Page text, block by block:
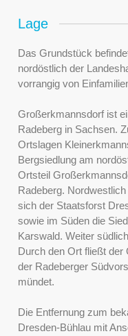
Lage
Das Grundstück
nordöstlich der
vorrangig von
Großerkmannsdorf ist
Radeberg in Sachsen.
Ortslagen
Bergsiedlung am
Ortsteil
Radeberg.
sich der Staatsforst
sowie im Süden die
Karswald. Weiter
Durch den Ort fließt
der Radeberger
mündet.
Die Entfernung zum
Dresden-Bühlau mit